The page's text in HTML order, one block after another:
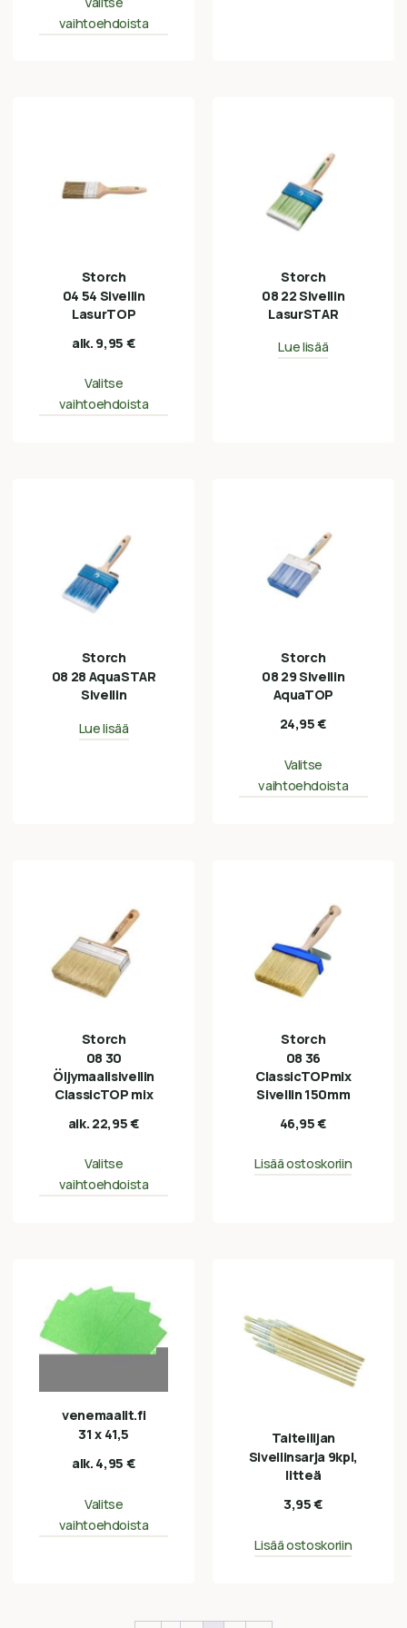
vaihtoehdoista
Storch
04 54 Sivellin
LasurTOP
alk. 9,95 €
Valitse
vaihtoehdoista
Storch
08 22 Sivellin
LasurSTAR
Lue lisää
Storch
08 28 AquaSTAR
Sivellin
Lue lisää
Storch
08 29 Sivellin
AquaTOP
24,95€
Valitse
vaihtoehdoista
Storch
08 30
Öljymaalisivellin
ClassicTOP mix
alk. 22,95€
Valitse
vaihtoehdoista
Storch
08 36
ClassicTOPmix
Sivellin 150mm
46,95€
Lisää ostoskoriin
venemaalit.fi
31 x 41,5
alk. 4,95 €
Valitse
vaihtoehdoista
Taiteilijan
Sivellinsarja 9kpl,
litteä
3,95€
Lisää ostoskoriin